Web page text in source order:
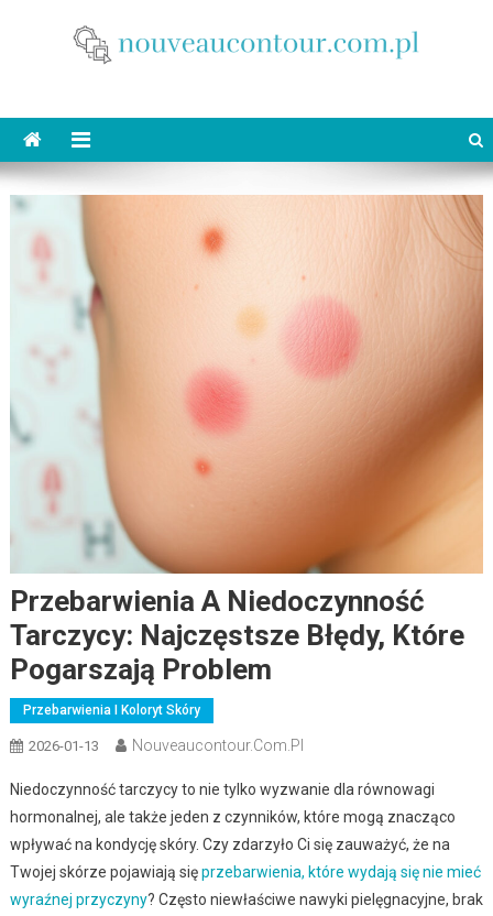
Przebarwienia A Niedoczynność
Tarczycy: Najczęstsze Błędy, Które
Pogarszają Problem
Przebarwienia I Koloryt Skóry
2026-01-13 Nouveaucontour.com.pl
Niedoczynność tarczycy to nie tylko wyzwanie dla równowagi
hormonalnej, ale także jeden z czynników, które mogą znacząco
wpływać na kondycję skóry. Czy zdarzyło Ci się zauważyć, że na
Twojej skórze pojawiają sięprzebarwienia, które wydają się nie mieć
wyraźnej przyczyny? Często niewłaściwe nawyki pielęgnacyjne, brak